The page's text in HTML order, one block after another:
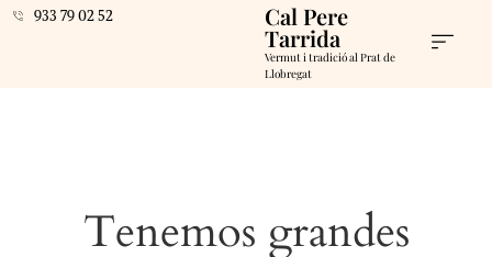
933 79 02 52 Cal Pere
Tarrida
Vermut i tradició al Prat de
Llobregat
Tenemos grandes